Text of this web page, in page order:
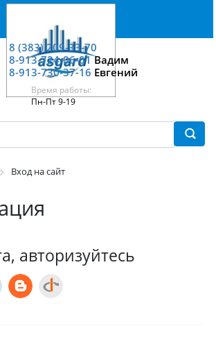
8 (383) 209-33-70
8-913-724-06-01Вадим
8-913-730-37-16 Евгений
Время работы:
Пн-Пт 9-19
Вход на сайт
авторизуйтесь